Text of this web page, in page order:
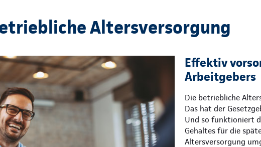
Altersversorgung
Effektiv
Arbeitgebers
Die betriebliche
Das hat der
Und so funktioniert
Gehaltes für die
Altersversorgung